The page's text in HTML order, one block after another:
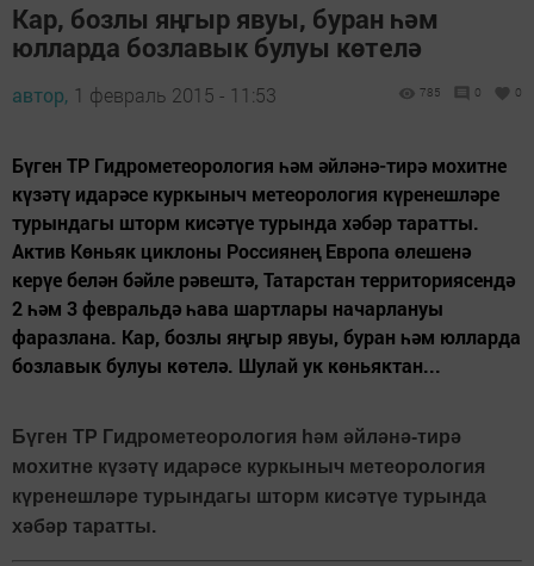
Кар, бозлы яңгыр явуы, буран һәм
юлларда бозлавык булуы көтелә
автор, 1 февраль 2015 - 11:53 785 0 0
Бүген ТР Гидрометеорология һәм әйләнә-тирә мохитне
күзәтү идарәсе куркыныч метеорология күренешләре
турындагы шторм кисәтүе турында хәбәр таратты.
Актив Көньяк циклоны Россиянең Европа өлешенә
керүе белән бәйле рәвештә, Татарстан территориясендә
2 һәм 3 февральдә һава шартлары начарлануы
фаразлана. Кар, бозлы яңгыр явуы, буран һәм юлларда
бозлавык булуы көтелә. Шулай ук көньяктан...
Бүген ТР Гидрометеорология һәм әйләнә-тирә
мохитне күзәтү идарәсе куркыныч метеорология
күренешләре турындагы шторм кисәтүе турында
хәбәр таратты.